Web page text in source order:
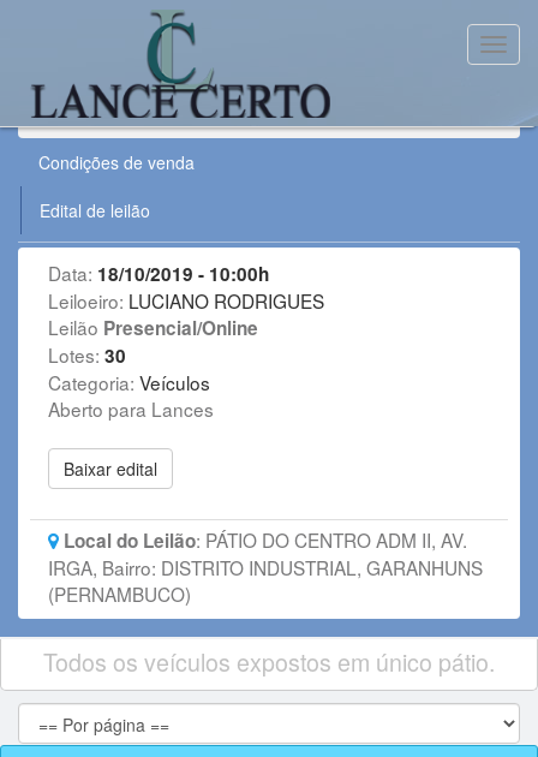
Leilão:181019VE
Condições de venda
Edital de leilão
Data: 18/10/2019 - 10:00h
Leiloeiro: LUCIANO RODRIGUES
Leilão Presencial/Online
Lotes: 30
Categoria: Veículos
Aberto para Lances
Baixar edital
Local do Leilão: PÁTIO DO CENTRO ADM II, AV.
IRGA, Bairro: DISTRITO INDUSTRIAL, GARANHUNS
(PERNAMBUCO)
Todos os veículos expostos em único pátio.